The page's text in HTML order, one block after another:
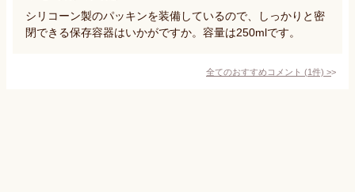
シリコーン製のパッキンを装備しているので、しっかりと密
閉できる保存容器はいかがですか。容量は250mlです。
全てのおすすめコメント (1件) >